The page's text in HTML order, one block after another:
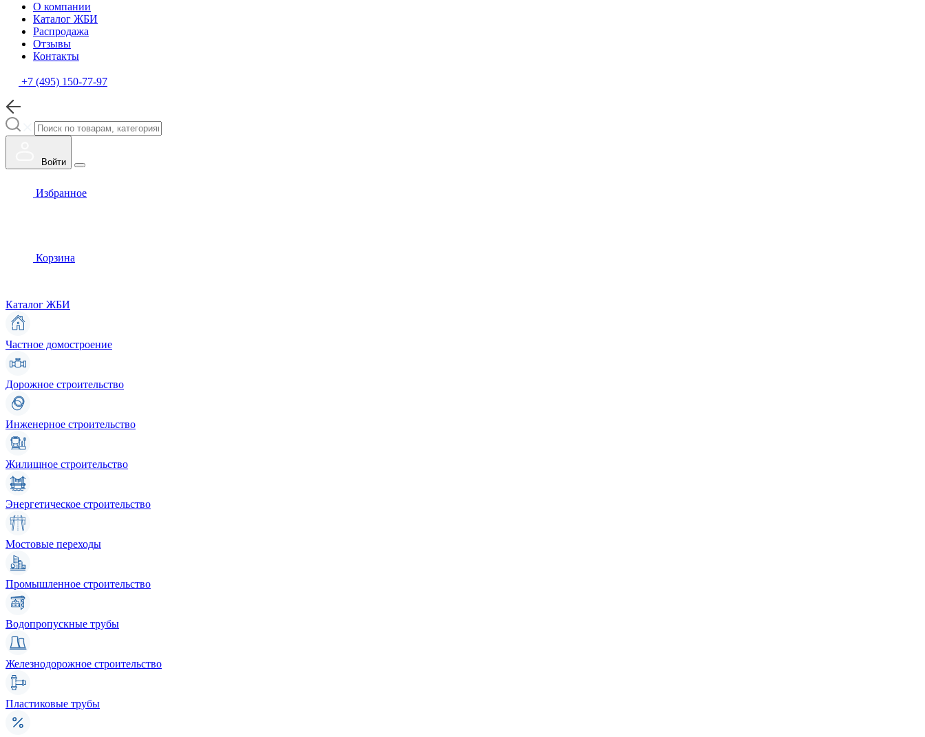
О компании
Каталог ЖБИ
Распродажа
Отзывы
Контакты
+7 (495) 150-77-97
Войти
Избранное
Корзина
Каталог ЖБИ
Частное домостроение
Дорожное строительство
Инженерное строительство
Жилищное строительство
Энергетическое строительство
Мостовые переходы
Промышленное строительство
Водопропускные трубы
Железнодорожное строительство
Пластиковые трубы